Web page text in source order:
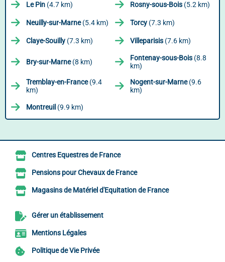
Le Pin (4.7 km) Rosny-sous-Bois (5.2 km)
Neuilly-sur-Marne(5.4 km) Torcy (7.3 km)
Claye-Souilly (7.3 km) Villeparisis (7.6 km)
Bry-sur-Marne(8 km) Fontenay-sous-Bois (8.8
km)
Tremblay-en-France(9.4
km)
Nogent-sur-Marne(9.6
km)
Montreuil (9.9 km)
Centres Equestres de France
Pensions pour Chevaux de France
Magasins de Matériel d'Equitation de France
Gérer un établissement
Mentions Légales
Politique de Vie Privée